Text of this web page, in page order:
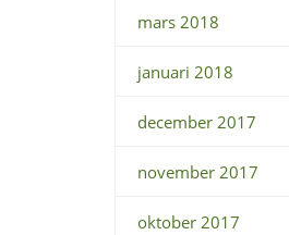
mars 2018
januari 2018
december 2017
november 2017
oktober 2017